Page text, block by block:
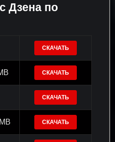
Дзена по
СКАЧАТЬ
СКАЧАТЬ
СКАЧАТЬ
СКАЧАТЬ